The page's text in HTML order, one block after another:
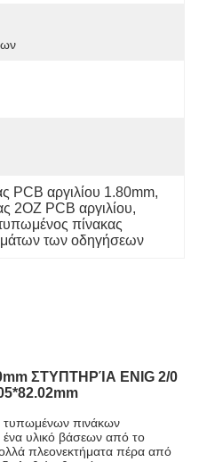
PCB αργιλίου 1.80mm,
2OZ PCB αργιλίου,
πίνακας
των οδηγήσεων
ΣΤΥΠΤΗΡΊΑ ENIG 2/0
τυπωμένων πινάκων
υλικό βάσεων από το
πλεονεκτήματα πέρα από